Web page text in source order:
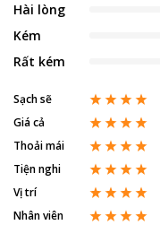
Hài lòng
Kém
Rất kém
Sạch sẽ
Giá cả
Thoải mái
Tiện nghi
Vị trí
Nhân viên